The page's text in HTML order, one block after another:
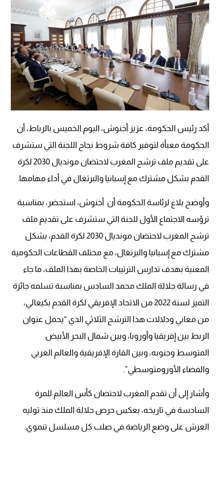
أكد رئيس الحكومة، عزيز أخنوش، اليوم الخميس بالرباط، أن
الحكومة معبأة لتوفير كافة شروط نجاح اللجنة التي ستشرف
على تقديم ملف ترشح المغرب لاحتضان مونديال 2030 لكرة
القدم بشكل مشترك مع إسبانيا والبرتغال في أداء مهامها.
وأوضح بلاغ لرئاسة الحكومة أن أخنوش، استحضر، بمناسبة
ترؤسه الاجتماع الأول للجنة التي ستشرف على تقديم ملف
ترشح المغرب لاحتضان مونديال 2030 لكرة القدم، بشكل
مشترك مع إسبانيا والبرتغال، مع مختلف القطاعات الحكومية
المعنية بهدف تدارس الترتيبات الخاصة بهذا الملف، ما جاء
في رسالة جلالة الملك محمد السادس بمناسبة تسلمه جائزة
التميز لسنة 2022 من الاتحاد الإفريقي لكرة القدم بكيغالي،
من معاني ودلالات هذا الترشح الثلاثي الذي “يحمل عنوان
الربط بين إفريقيا وأوروبا، وبين شمال البحر الأبيض
المتوسط وجنوبه، وبين القارة الإفريقية والعالم العربي
والفضاء الأورومتوسطي”.
وأشار إلى أن تقدم المغرب لاحتضان كأس العالم للمرة
السادسة في تاريخه، يعكس حرص جلالة الملك منذ ‏توليه
العرش على وضع الرياضة في صلب كل مسلسل تنموي.‏